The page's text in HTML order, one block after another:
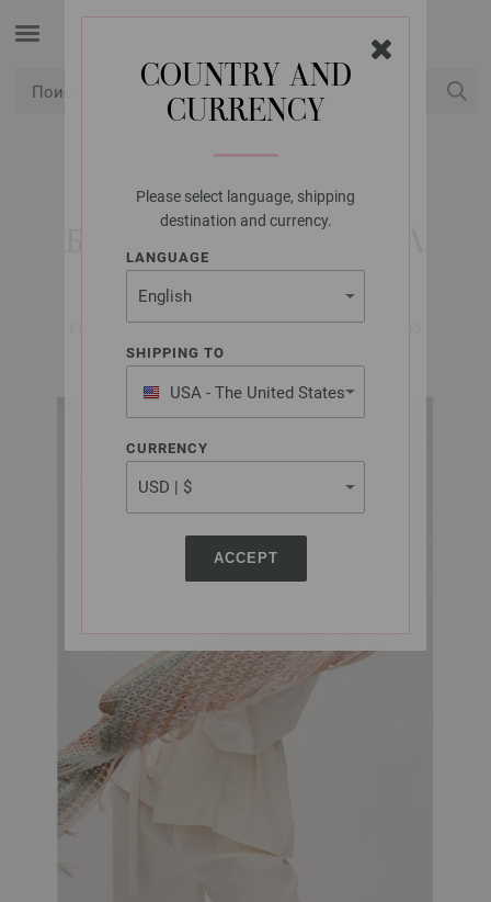
COUNTRY AND
CURRENCY
Please select language, shipping
destination and currency.
LANGUAGE
SHIPPING TO
USA - The United States
of America
CURRENCY
ACCEPT
LANA GROSSA
БАКТУС COTONELLA
FILATI No. 67 (Frühjahr/Sommer 2024) | Модель 55